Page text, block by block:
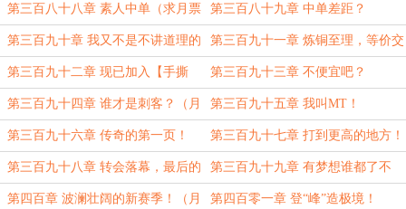
月票求订阅）
第三百八十八章 素人中单（求月票
求订阅）
第三百八十九章 中单差距？
第三百九十章 我又不是不讲道理的
人..（求月票求订阅）
第三百九十一章 炼铜至理，等价交
换！
第三百九十二章 现已加入【手撕
ADC】豪华套餐！
第三百九十三章 不便宜吧？
第三百九十四章 谁才是刺客？（月
末求月票求订阅）
第三百九十五章 我叫MT！
第三百九十六章 传奇的第一页！
（求月票求订阅）
第三百九十七章 打到更高的地方！
第三百九十八章 转会落幕，最后的
阵容！（求月票求订阅）
第三百九十九章 有梦想谁都了不
起！
第四百章 波澜壮阔的新赛季！（月 第四百零一章 登“峰”造极境！